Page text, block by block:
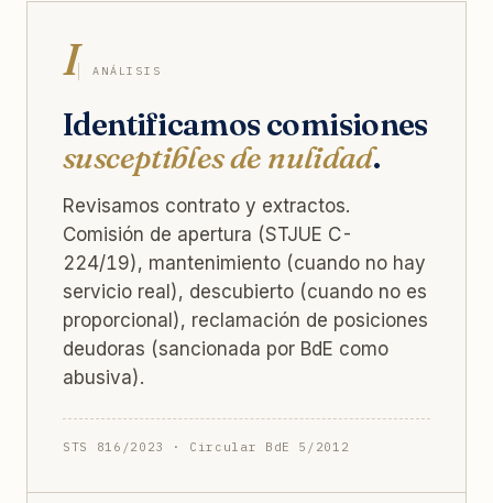
I ANÁLISIS
Identificamos comisiones
susceptibles de nulidad.
Revisamos contrato y extractos.
Comisión de apertura (STJUE C-
224/19), mantenimiento (cuando no hay
servicio real), descubierto (cuando no es
proporcional), reclamación de posiciones
deudoras (sancionada por BdE como
abusiva).
STS 816/2023 · Circular BdE 5/2012